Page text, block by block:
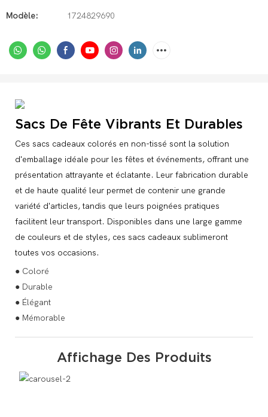
Modèle: 1724829690
Sacs De Fête Vibrants Et Durables
Ces sacs cadeaux colorés en non-tissé sont la solution
d'emballage idéale pour les fêtes et événements, offrant une
présentation attrayante et éclatante. Leur fabrication durable
et de haute qualité leur permet de contenir une grande
variété d'articles, tandis que leurs poignées pratiques
facilitent leur transport. Disponibles dans une large gamme
de couleurs et de styles, ces sacs cadeaux sublimeront
toutes vos occasions.
● Coloré
● Durable
● Élégant
● Mémorable
Affichage Des Produits